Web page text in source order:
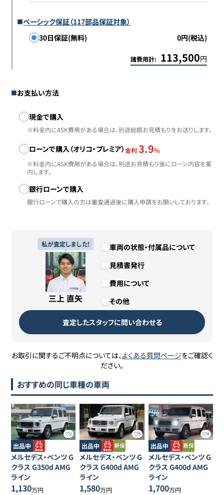
ベーシック保証（117部品保証対象）
30日保証(無料)
0円(税込)
諸費用計: 113,500円
お支払い方法
お支払い方法
現金で購入
※料金内にASK費用がある場合は、別途総額お見積もりをお送りします。
ローンで購入（オリコ・プレミア）金利 3.9%
※料金内にASK費用がある場合は、別途お見積もり後にローン内容を案
内します。
銀行ローンで購入
銀行ローンで購入の方は審査通過後に購入申請をお願いしております。
私が査定しました!
三上 直矢
車両の状態・付属品について
見積書発行
費用について
その他
査定したスタッフに問い合わせる
お取引に関するご不明点については、よくある質問ページをご確認く
ださい。
おすすめの同じ車種の車両
2
出品中
メルセデス・ベンツG
クラス G350d AMG
ライン
1,130万円
5
出品中
メルセデス・ベンツG
クラス G400d AMG
ライン
1,580万円
4
出品中
メルセデス・ベンツG
クラス G400d AMG
ライン
1,700万円